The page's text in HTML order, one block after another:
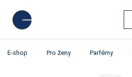
E-shop Pro ženy Parfémy